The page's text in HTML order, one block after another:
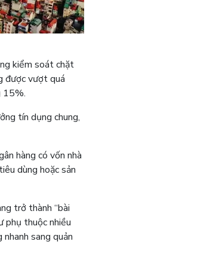
kiểm soát chặt
được vượt quá
15%.
tín dụng chung,
hàng có vốn nhà
dùng hoặc sản
trở thành “bài
phụ thuộc nhiều
sang quản